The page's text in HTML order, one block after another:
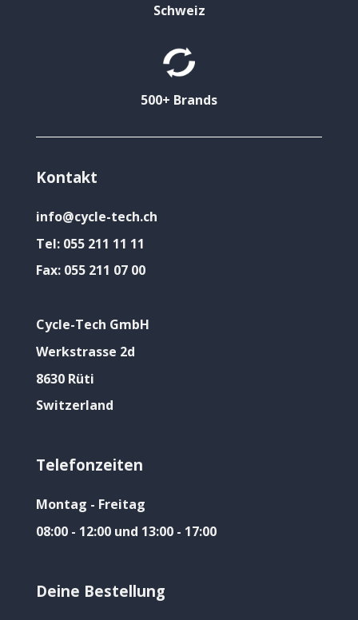
Schweiz
500+ Brands
Kontakt
info@cycle-tech.ch
Tel: 055 211 11 11
Fax: 055 211 07 00
Cycle-Tech GmbH
Werkstrasse 2d
8630 Rüti
Switzerland
Telefonzeiten
Montag - Freitag
08:00 - 12:00 und 13:00 - 17:00
Deine Bestellung